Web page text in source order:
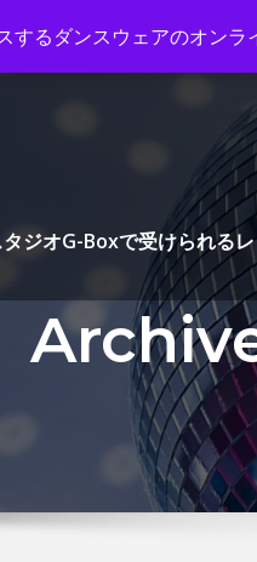
tango.com
タジオG-Boxで受けられる
するダンスウェアのオン